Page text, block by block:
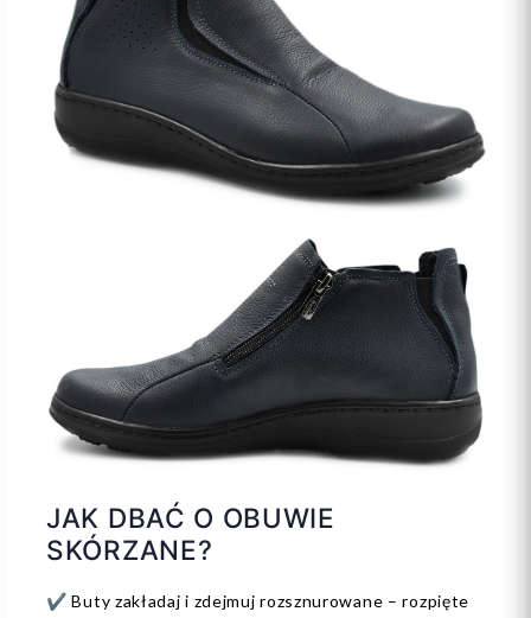
JAK DBAĆ O OBUWIE
SKÓRZANE?
✔️ Buty zakładaj i zdejmuj rozsznurowane – rozpięte